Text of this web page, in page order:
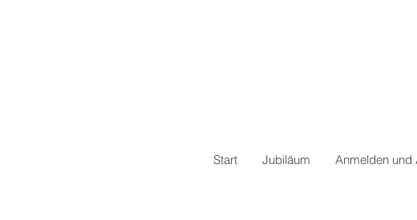
Start Jubiläum Anmelden und